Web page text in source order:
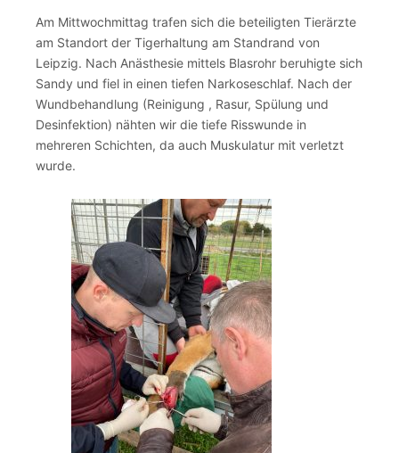
Am Mittwochmittag trafen sich die beteiligten Tierärzte
am Standort der Tigerhaltung am Standrand von
Leipzig. Nach Anästhesie mittels Blasrohr beruhigte sich
Sandy und fiel in einen tiefen Narkoseschlaf. Nach der
Wundbehandlung (Reinigung , Rasur, Spülung und
Desinfektion) nähten wir die tiefe Risswunde in
mehreren Schichten, da auch Muskulatur mit verletzt
wurde.